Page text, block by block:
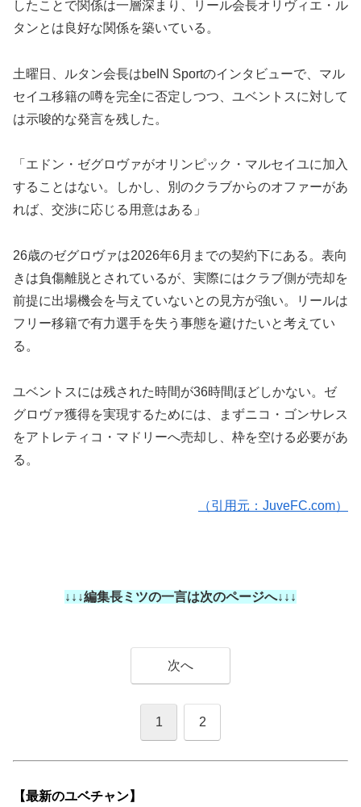
したことで関係は一層深まり、リール会長オリヴィエ・ル
タンとは良好な関係を築いている。
土曜日、ルタン会長はbeIN Sportのインタビューで、マル
セイユ移籍の噂を完全に否定しつつ、ユベントスに対して
は示唆的な発言を残した。
「エドン・ゼグロヴァがオリンピック・マルセイユに加入
することはない。しかし、別のクラブからのオファーがあ
れば、交渉に応じる用意はある」
26歳のゼグロヴァは2026年6月までの契約下にある。表向
きは負傷離脱とされているが、実際にはクラブ側が売却を
前提に出場機会を与えていないとの見方が強い。リールは
フリー移籍で有力選手を失う事態を避けたいと考えてい
る。
ユベントスには残された時間が36時間ほどしかない。ゼ
グロヴァ獲得を実現するためには、まずニコ・ゴンサレス
をアトレティコ・マドリーへ売却し、枠を空ける必要があ
る。
（引用元：JuveFC.com）
↓↓↓編集長ミツの一言は次のページへ↓↓↓
次へ
1 2
【最新のユベチャン】